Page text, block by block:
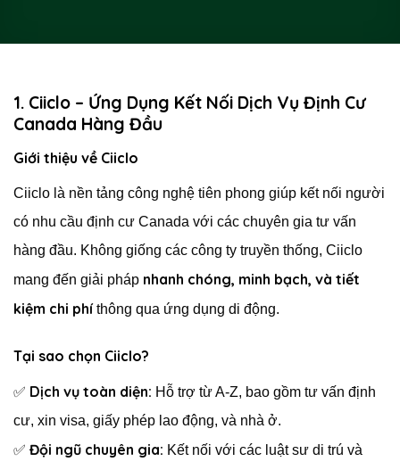
1. Ciiclo – Ứng Dụng Kết Nối Dịch Vụ Định Cư
Canada Hàng Đầu
Giới thiệu về Ciiclo
Ciiclo là nền tảng công nghệ tiên phong giúp kết nối người
có nhu cầu định cư Canada với các chuyên gia tư vấn
hàng đầu. Không giống các công ty truyền thống, Ciiclo
mang đến giải pháp nhanh chóng, minh bạch, và tiết
kiệm chi phíthông qua ứng dụng di động.
Tại sao chọn Ciiclo?
✅ Dịch vụ toàn diện: Hỗ trợ từ A-Z, bao gồm tư vấn định
cư, xin visa, giấy phép lao động, và nhà ở.
✅ Đội ngũ chuyên gia: Kết nối với các luật sư di trú và